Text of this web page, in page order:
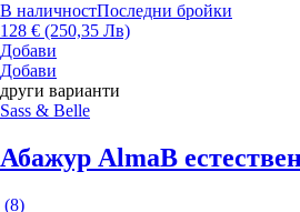
В наличностПоследни бройки
128 € (250,35 Лв)
Добави
Добави
други варианти
Sass & Belle
Абажур AlmaВ
(8)